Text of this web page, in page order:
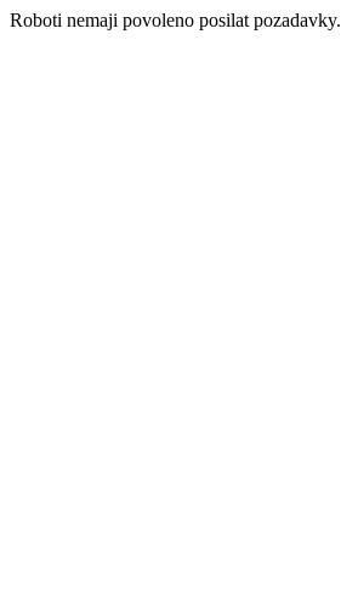
Roboti nemaji povoleno posilat pozadavky.